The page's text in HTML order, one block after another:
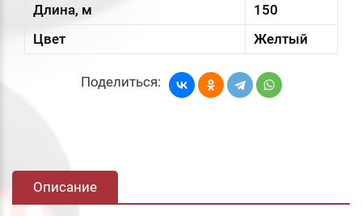
Длина, м
150
Цвет
Желтый
Поделиться:
Описание